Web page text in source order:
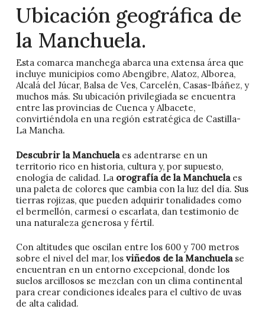
Ubicación geográfica de
la Manchuela.
Esta comarca manchega abarca una extensa área que
incluye municipios como Abengibre, Alatoz, Alborea,
Alcalá del Júcar, Balsa de Ves, Carcelén, Casas-Ibáñez, y
muchos más. Su ubicación privilegiada se encuentra
entre las provincias de Cuenca y Albacete,
convirtiéndola en una región estratégica de Castilla-
La Mancha.
Descubrir la Manchuelaes adentrarse en un
territorio rico en historia, cultura y, por supuesto,
enología de calidad. La orografía de la Manchuelaes
una paleta de colores que cambia con la luz del día. Sus
tierras rojizas, que pueden adquirir tonalidades como
el bermellón, carmesí o escarlata, dan testimonio de
una naturaleza generosa y fértil.
Con altitudes que oscilan entre los 600 y 700 metros
sobre el nivel del mar, los viñedos de la Manchuelase
encuentran en un entorno excepcional, donde los
suelos arcillosos se mezclan con un clima continental
para crear condiciones ideales para el cultivo de uvas
de alta calidad.